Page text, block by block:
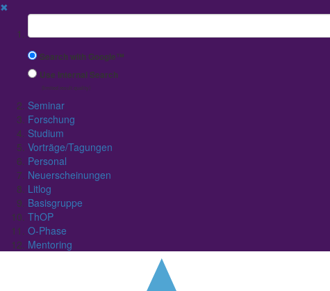
✖
Suchbegriff
Search with Google™
Use Internal Search
(limited result quality)
Seminar
Forschung
Studium
Vorträge/Tagungen
Personal
Neuerscheinungen
Litlog
Basisgruppe
ThOP
O-Phase
Mentoring